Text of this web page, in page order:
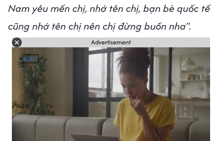
Nam yêu mến chị, nhớ tên chị, bạn bè quốc tế
cũng nhớ tên chị nên chị đừng buồn nha".
Advertisement